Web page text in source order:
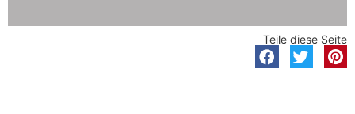
Teile diese Seite